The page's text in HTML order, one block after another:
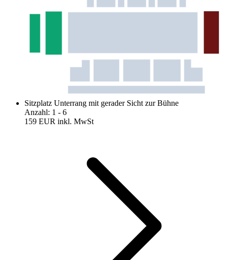
Sitzplatz Unterrang mit gerader Sicht zur Bühne
Anzahl: 1 - 6
159 EUR inkl. MwSt